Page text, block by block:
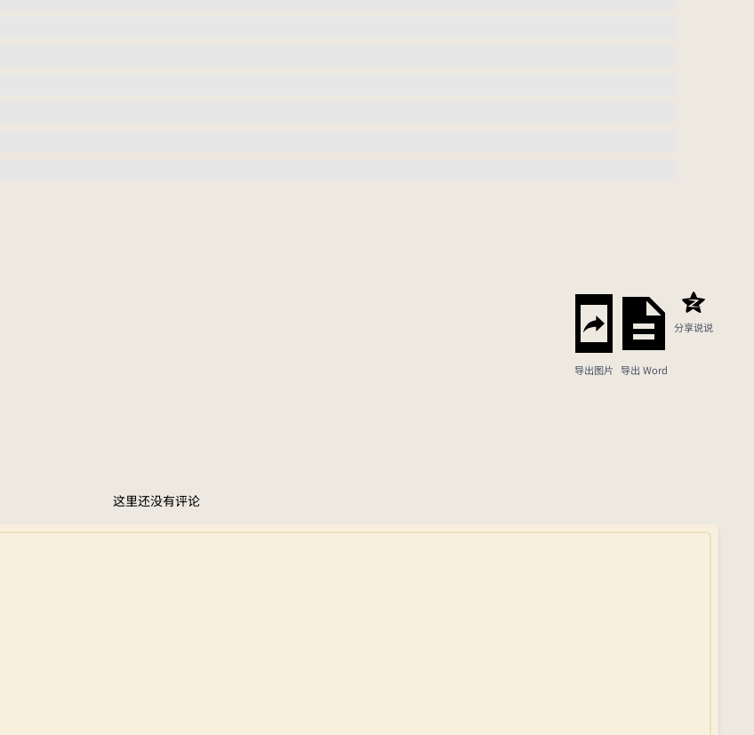
导出图片 导出 Word
分享说说
这里还没有评论